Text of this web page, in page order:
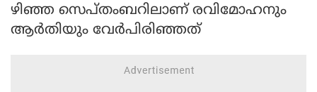
ഴിഞ്ഞ സെപ്തംബറിലാണ് രവിമോഹനും
ആർതിയും വേർപിരിഞ്ഞത്